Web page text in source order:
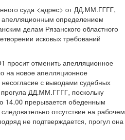
суда <адрес> от ДД.ММ.ГГГГ,
определением
делам Рязанского областного
исковых требований
просит отменить апелляционное
на новое апелляционное
с выводами судебных
ДД.ММ.ГГГГ, поскольку
14.00 прерывается обеденным
отсутствие на рабочем
не подтверждается, прогул она